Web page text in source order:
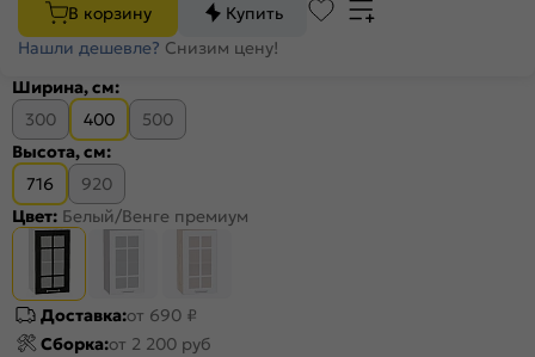
В корзину
Купить
Нашли дешевле? Снизим цену!
Ширина, см:
300
400
500
Высота, см:
716
920
Цвет: Белый/Венге премиум
Доставка:от 690 ₽
Сборка:от 2 200 руб